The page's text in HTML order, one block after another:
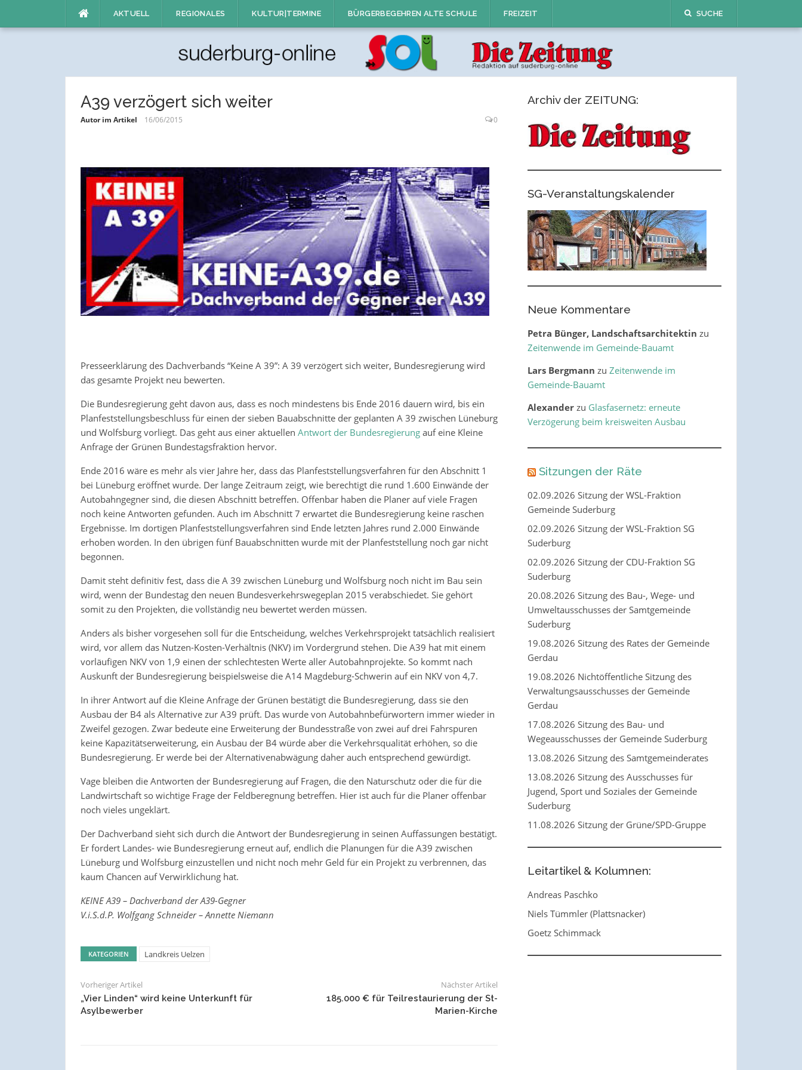
AKTUELL REGIONALES KULTUR|TERMINE BÜRGERBEGEHREN ALTE SCHULE FREIZEIT SUCHE
A39 verzögert sich weiter
Autor im Artikel 16/06/2015 0
Presseerklärung des Dachverbands “Keine A 39”: A 39 verzögert sich weiter, Bundesregierung wird
das gesamte Projekt neu bewerten.
Die Bundesregierung geht davon aus, dass es noch mindestens bis Ende 2016 dauern wird, bis ein
Planfeststellungsbeschluss für einen der sieben Bauabschnitte der geplanten A 39 zwischen Lüneburg
und Wolfsburg vorliegt. Das geht aus einer aktuellen Antwort der Bundesregierungauf eine Kleine
Anfrage der Grünen Bundestagsfraktion hervor.
Ende 2016 wäre es mehr als vier Jahre her, dass das Planfeststellungsverfahren für den Abschnitt 1
bei Lüneburg eröffnet wurde. Der lange Zeitraum zeigt, wie berechtigt die rund 1.600 Einwände der
Autobahngegner sind, die diesen Abschnitt betreffen. Offenbar haben die Planer auf viele Fragen
noch keine Antworten gefunden. Auch im Abschnitt 7 erwartet die Bundesregierung keine raschen
Ergebnisse. Im dortigen Planfeststellungsverfahren sind Ende letzten Jahres rund 2.000 Einwände
erhoben worden. In den übrigen fünf Bauabschnitten wurde mit der Planfeststellung noch gar nicht
begonnen.
Damit steht definitiv fest, dass die A 39 zwischen Lüneburg und Wolfsburg noch nicht im Bau sein
wird, wenn der Bundestag den neuen Bundesverkehrswegeplan 2015 verabschiedet. Sie gehört
somit zu den Projekten, die vollständig neu bewertet werden müssen.
Anders als bisher vorgesehen soll für die Entscheidung, welches Verkehrsprojekt tatsächlich realisiert
wird, vor allem das Nutzen-Kosten-Verhältnis (NKV) im Vordergrund stehen. Die A39 hat mit einem
vorläufigen NKV von 1,9 einen der schlechtesten Werte aller Autobahnprojekte. So kommt nach
Auskunft der Bundesregierung beispielsweise die A14 Magdeburg-Schwerin auf ein NKV von 4,7.
In ihrer Antwort auf die Kleine Anfrage der Grünen bestätigt die Bundesregierung, dass sie den
Ausbau der B4 als Alternative zur A39 prüft. Das wurde von Autobahnbefürwortern immer wieder in
Zweifel gezogen. Zwar bedeute eine Erweiterung der Bundesstraße von zwei auf drei Fahrspuren
keine Kapazitätserweiterung, ein Ausbau der B4 würde aber die Verkehrsqualität erhöhen, so die
Bundesregierung. Er werde bei der Alternativenabwägung daher auch entsprechend gewürdigt.
Vage bleiben die Antworten der Bundesregierung auf Fragen, die den Naturschutz oder die für die
Landwirtschaft so wichtige Frage der Feldberegnung betreffen. Hier ist auch für die Planer offenbar
noch vieles ungeklärt.
Der Dachverband sieht sich durch die Antwort der Bundesregierung in seinen Auffassungen bestätigt.
Er fordert Landes- wie Bundesregierung erneut auf, endlich die Planungen für die A39 zwischen
Lüneburg und Wolfsburg einzustellen und nicht noch mehr Geld für ein Projekt zu verbrennen, das
kaum Chancen auf Verwirklichung hat.
KEINE A39 – Dachverband der A39-Gegner
V.i.S.d.P. Wolfgang Schneider – Annette Niemann
KATEGORIEN Landkreis Uelzen
Vorheriger Artikel
„Vier Linden“ wird keine Unterkunft für
Asylbewerber
Nächster Artikel
185.000 € für Teilrestaurierung der St-
Marien-Kirche
Archiv der ZEITUNG:
SG-Veranstaltungskalender
Neue Kommentare
Petra Bünger, Landschaftsarchitektin zu
Zeitenwende im Gemeinde-Bauamt
Lars Bergmann zu Zeitenwende im
Gemeinde-Bauamt
Alexanderzu Glasfasernetz: erneute
Verzögerung beim kreisweiten Ausbau
Sitzungen der Räte
02.09.2026 Sitzung der WSL-Fraktion
Gemeinde Suderburg
02.09.2026 Sitzung der WSL-Fraktion SG
Suderburg
02.09.2026 Sitzung der CDU-Fraktion SG
Suderburg
20.08.2026 Sitzung des Bau-, Wege- und
Umweltausschusses der Samtgemeinde
Suderburg
19.08.2026 Sitzung des Rates der Gemeinde
Gerdau
19.08.2026 Nichtöffentliche Sitzung des
Verwaltungsausschusses der Gemeinde
Gerdau
17.08.2026 Sitzung des Bau- und
Wegeausschusses der Gemeinde Suderburg
13.08.2026 Sitzung des Samtgemeinderates
13.08.2026 Sitzung des Ausschusses für
Jugend, Sport und Soziales der Gemeinde
Suderburg
11.08.2026 Sitzung der Grüne/SPD-Gruppe
Leitartikel & Kolumnen:
Andreas Paschko
Niels Tümmler (Plattsnacker)
Goetz Schimmack